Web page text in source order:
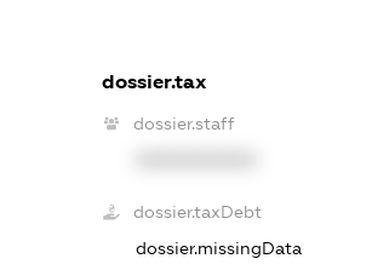
dossier.tax
dossier.staff
dossier.taxDebt
dossier.missingData